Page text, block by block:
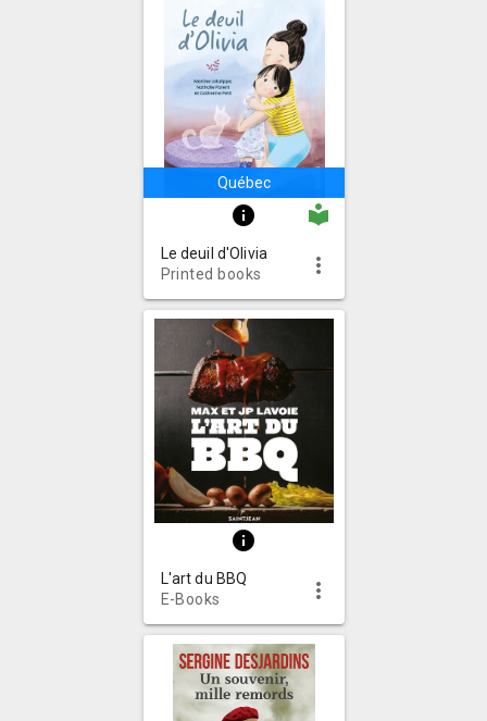
Québec
info local_library
Le deuil d'Olivia
Printed books
more_vert
info
L'art du BBQ
E-Books
more_vert